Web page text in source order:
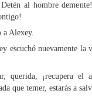
al hombre
Alexey.
escuchó nuevamente
querida, ¡recupera el
que temer, estarás a